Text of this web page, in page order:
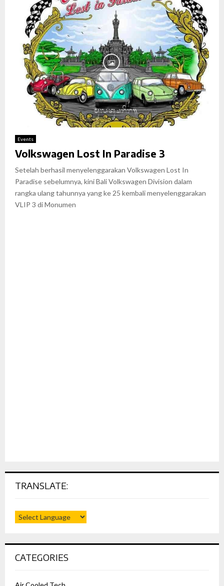
Events
Volkswagen Lost In Paradise 3
Setelah berhasil menyelenggarakan Volkswagen Lost In
Paradise sebelumnya, kini Bali Volkswagen Division dalam
rangka ulang tahunnya yang ke 25 kembali menyelenggarakan
VLIP 3 di Monumen
TRANSLATE:
CATEGORIES